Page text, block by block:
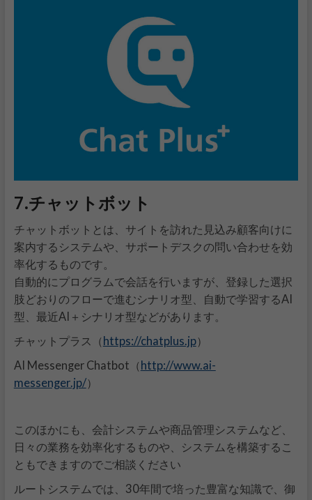
7.チャットボット
チャットボットとは、サイトを訪れた見込み顧客向けに
案内するシステムや、サポートデスクの問い合わせを効
率化するものです。
自動的にプログラムで会話を行いますが、登録した選択
肢どおりのフローで進むシナリオ型、自動で学習するAI
型、最近AI＋シナリオ型などがあります。
チャットプラス（ https://chatplus.jp）
AI Messenger Chatbot（ http://www.ai-
messenger.jp/）
このほかにも、会計システムや商品管理システムなど、
日々の業務を効率化するものや、システムを構築するこ
ともできますのでご相談ください
ルートシステムでは、30年間で培った豊富な知識で、御